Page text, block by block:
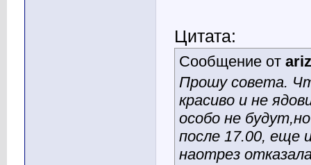
Цитата:
Сообщение от
Прошу совета.
красиво и не
особо не
после 17.00, еще
наотрез